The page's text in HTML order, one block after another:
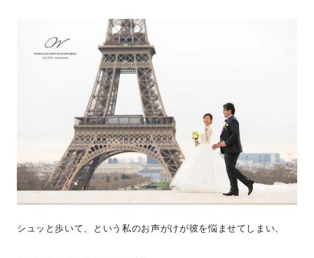
シュッと歩いて、という私のお声がけが彼を悩ませてしまい、